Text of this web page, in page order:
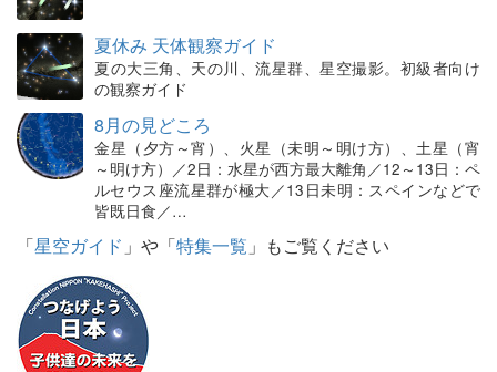
夏休み 天体観察ガイド
夏の大三角、天の川、流星群、星空撮影。初級者向け
の観察ガイド
8月の見どころ
金星（夕方～宵）、火星（未明～明け方）、土星（宵
～明け方）／2日：水星が西方最大離角／12～13日：ペ
ルセウス座流星群が極大／13日未明：スペインなどで
皆既日食／…
「星空ガイド 」や「特集一覧 」もご覧ください